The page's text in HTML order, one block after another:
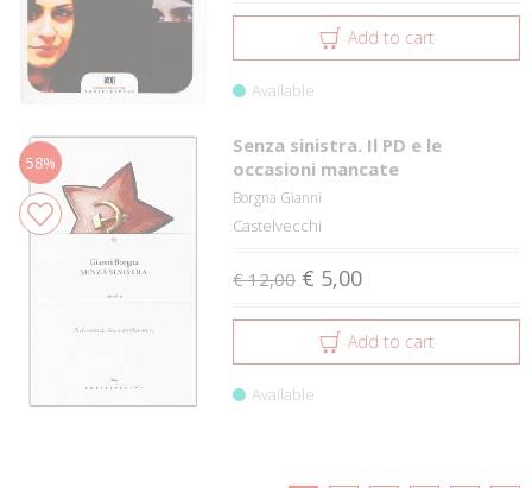
Add to cart
Available
58%
Senza sinistra. Il PD e le
occasioni mancate
Borgna Gianni
Castelvecchi
€ 12,00 € 5,00
Add to cart
Available